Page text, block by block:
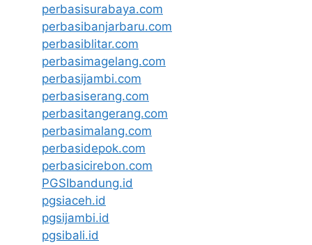
perbasisurabaya.com
perbasibanjarbaru.com
perbasiblitar.com
perbasimagelang.com
perbasijambi.com
perbasiserang.com
perbasitangerang.com
perbasimalang.com
perbasidepok.com
perbasicirebon.com
PGSIbandung.id
pgsiaceh.id
pgsijambi.id
pgsibali.id